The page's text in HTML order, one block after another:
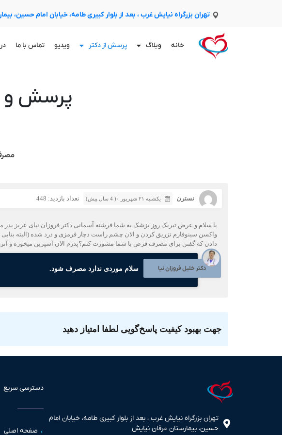
تهران بزرگراه نیایش غرب ، بعد از بلوار کبیری طامه، خیابان امام حسین،
خانه وبلاگ پرسش از دکتر ویدیو تماس با ما
پرسش و
نسترن یکشنبه ۲۱ شهریور ۰( 4 سال پیش) تعداد بازدید: 448
با سلام و عرض تبریک روز پزشک به شما فرشته آسمانی دکتر فروزان نیای
واکسن سینوفارم تزریق کردن و الان چشم راست دچار قرمزی و درد شده (البته
دادن که گفتن برای مصرف قرص با شما مشورت کنم؟پدرم الان آسپرین میخوره و آترواستاتین و متورال .و ۶۰ ساله
دکتر خلیل فروزان نیا سلام موردی ندارد مصرف شود.
جهت بهبود کیفیت پاسخ‌گویی لطفا امتیاز دهید
تهران بزرگراه نیایش غرب ، بعد از بلوار کبیری طامه، خیابان امام
حسین، بیمارستان عرفان نیایش
دسترسی سریع
صفحه اصلی